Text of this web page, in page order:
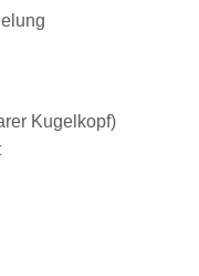
Kugelkopf)